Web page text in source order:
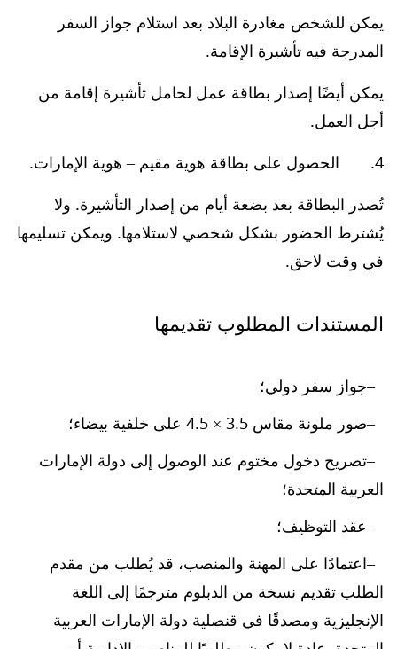
يمكن للشخص مغادرة البلاد بعد استلام جواز السفر
المدرجة فيه تأشيرة الإقامة.
يمكن أيضًا إصدار بطاقة عمل لحامل تأشيرة إقامة من
أجل العمل.
4. الحصول على بطاقة هوية مقيم – هوية الإمارات.
تُصدر البطاقة بعد بضعة أيام من إصدار التأشيرة. ولا
يُشترط الحضور بشكل شخصي لاستلامها. ويمكن تسليمها
في وقت لاحق.
المستندات المطلوب تقديمها
جواز سفر دولي؛
صور ملونة مقاس 3.5 × 4.5 على خلفية بيضاء؛
العربية المتحدة؛
عقد التوظيف؛